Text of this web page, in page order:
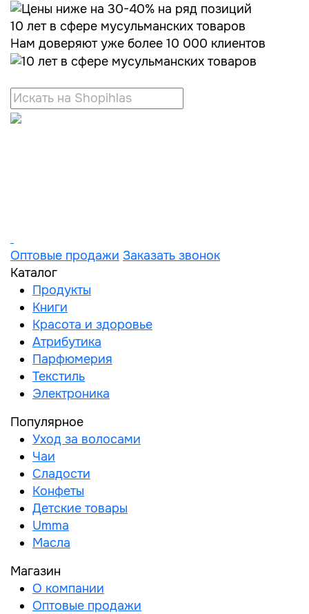
10 лет в сфере мусульманских товаров
Нам доверяют уже более 10 000 клиентов
Оптовые продажи Заказать звонок
Каталог
Продукты
Книги
Красота и здоровье
Атрибутика
Парфюмерия
Текстиль
Электроника
Популярное
Уход за волосами
Чаи
Сладости
Конфеты
Детские товары
Umma
Масла
Магазин
О компании
Оптовые продажи